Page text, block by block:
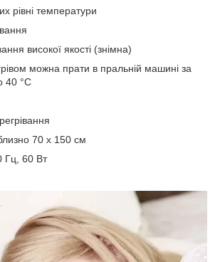
рівні температури
високої якості (знімна)
можна прати в пральній машині за
40 °C
70 x 150 см
Гц, 60 Вт